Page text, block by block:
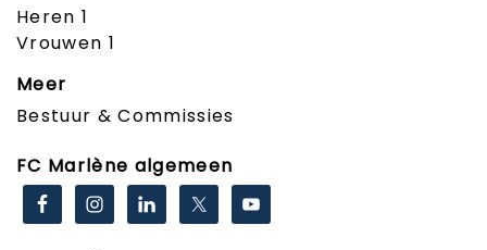
Heren 1
Vrouwen 1
Meer
Bestuur & Commissies
FC Marlène algemeen